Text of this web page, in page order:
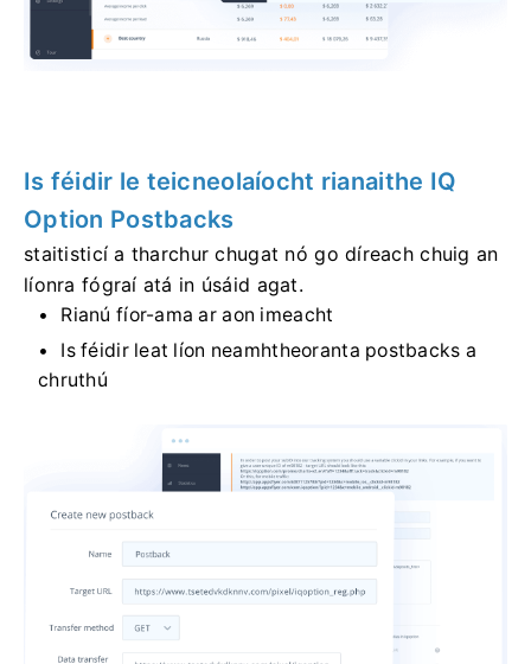
Is féidir le teicneolaíocht rianaithe IQ
Option Postbacks
staitisticí a tharchur chugat nó go díreach chuig an
líonra fógraí atá in úsáid agat.
Rianú fíor-ama ar aon imeacht
Is féidir leat líon neamhtheoranta postbacks a
chruthú